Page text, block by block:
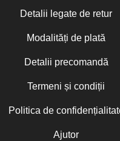
Detalii legate de retur
Modalități de plată
Detalii precomandă
Termeni și condiții
Politica de
Ajutor